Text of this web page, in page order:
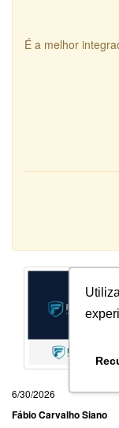
É a melhor
6/30/2026
Fábio Carvalho Siano